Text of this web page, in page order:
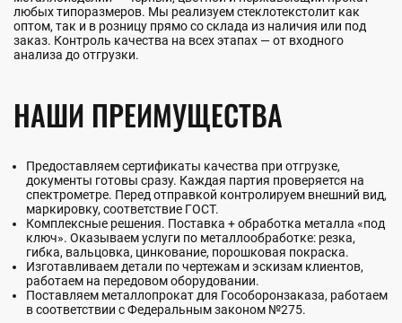
любых типоразмеров. Мы реализуем стеклотекстолит как
оптом, так и в розницу прямо со склада из наличия или под
заказ. Контроль качества на всех этапах — от входного
анализа до отгрузки.
НАШИ ПРЕИМУЩЕСТВА
Предоставляем сертификаты качества при отгрузке,
документы готовы сразу. Каждая партия проверяется на
спектрометре. Перед отправкой контролируем внешний вид,
маркировку, соответствие ГОСТ.
Комплексные решения. Поставка + обработка металла «под
ключ». Оказываем услуги по металлообработке: резка,
гибка, вальцовка, цинкование, порошковая покраска.
Изготавливаем детали по чертежам и эскизам клиентов,
работаем на передовом оборудовании.
Поставляем металлопрокат для Гособоронзаказа, работаем
в соответствии с Федеральным законом №275.